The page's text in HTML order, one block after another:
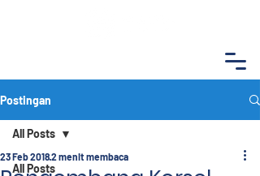
Postingan
All Posts
All Posts
23 Feb 20182 menit membaca